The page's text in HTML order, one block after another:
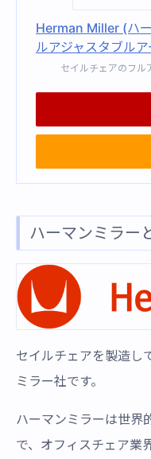
Herman Miller (ハ
ルアジャスタブルア
セイルチェアのフル
ハーマンミラー
セイルチェアを製造し
ミラー社です。
ハーマンミラーは世界
で、オフィスチェア業